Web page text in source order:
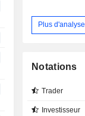
Plus
Notations
Trader
Investisseur